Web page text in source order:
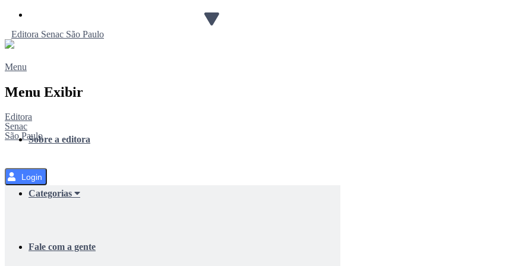
o
Editora Senac São Paulo
Menu
Menu Exibir
Editora
Senac
São PauloSobre a editora
Categorias
Fale com a gente
Login